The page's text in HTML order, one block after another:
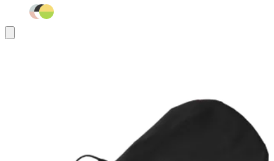
au